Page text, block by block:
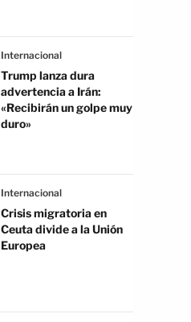
Internacional
Trump lanza dura
advertencia a Irán:
«Recibirán un golpe muy
duro»
Internacional
Crisis migratoria en
Ceuta divide a la Unión
Europea